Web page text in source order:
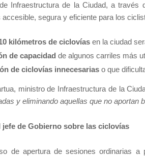
Infraestructura de la Ciudad, a
segura y eficiente para los
kilómetros de ciclovías en la ciudad
de capacidad de algunos carriles más
de ciclovías innecesarias o que
ministro de Infraestructura de la
y eliminando aquellas que no aportan
jefe de Gobierno sobre las ciclovías
de apertura de sesiones ordinarias